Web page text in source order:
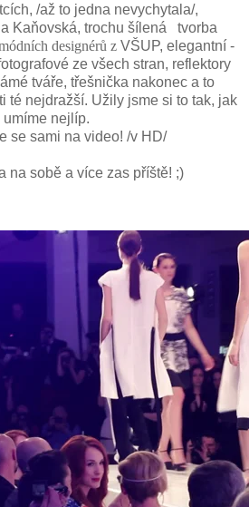
/až to jedna nevychytala/,
Kaňovská, trochu šílená tvorba
designérů z VŠUP, elegantní -
ze všech stran, reflektory
tváře, třešnička nakonec a to
té nejdražší. Užily jsme si to tak, jak
umíme nejlíp.
se sami na video! /v HD/
na sobě a více zas příště! ;)